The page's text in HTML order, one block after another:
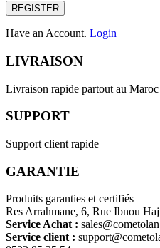
REGISTER
Have an Account. Login
LIVRAISON
Livraison rapide partout au Maroc
SUPPORT
Support client rapide
GARANTIE
Produits garanties et certifiés
Res Arrahmane, 6, Rue Ibnou
Service Achat :
Service client :